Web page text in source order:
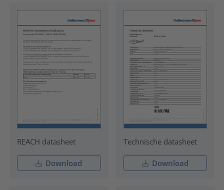
REACH datasheet
Download
Technische datasheet
Download